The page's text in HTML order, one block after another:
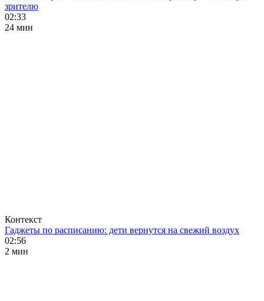
зрителю
02:33
24 мин
Контекст
Гаджеты по расписанию: дети вернутся на свежий воздух
02:56
2 мин